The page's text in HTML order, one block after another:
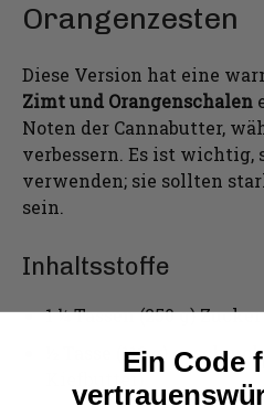
Orangenzesten
Diese Version hat eine
Zimt und Orangenschalen
Noten der Cannabutter,
verbessern. Es ist wichtig,
verwenden; sie sollten
sein.
Inhaltsstoffe
1 ¼ Tassen (250 g) Zucker
½ Tasse (113 g)
Kiefbutter)
Ein Code